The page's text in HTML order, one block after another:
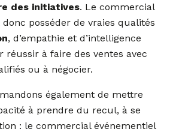
des initiatives. Le commercial
posséder de vraies qualités
, d’empathie et d’intelligence
réussir à faire des ventes avec
ou à négocier.
également de mettre
à prendre du recul, à se
: le commercial événementiel